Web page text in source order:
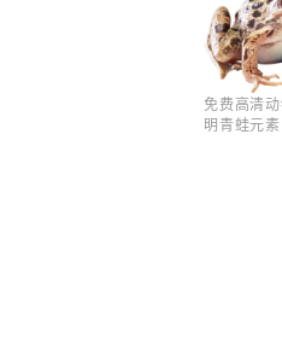
免费高清
明青蛙元